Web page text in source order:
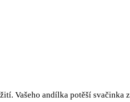
Vašeho andílka potěší svačinka z